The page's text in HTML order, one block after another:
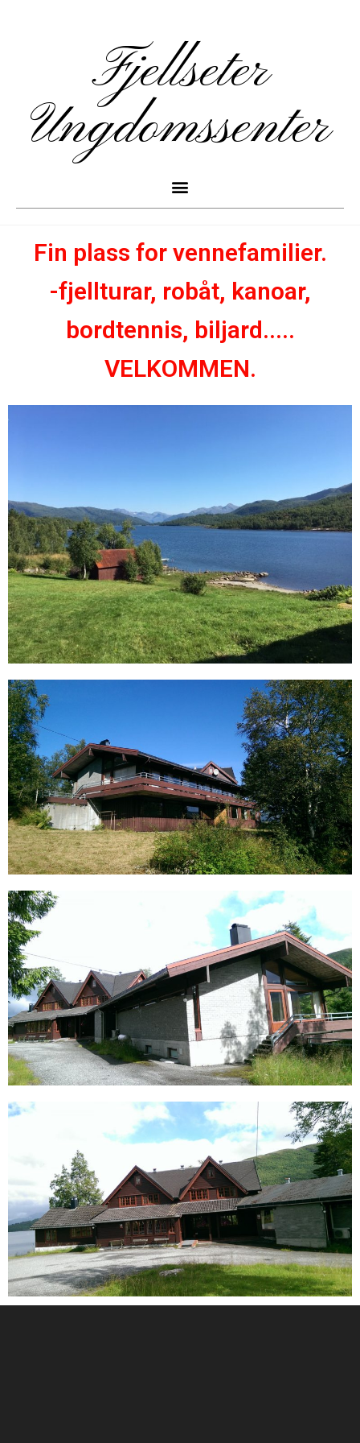
Fjellseter
Ungdomssenter
Fin plass for vennefamilier.
-fjellturar, robåt, kanoar,
bordtennis, biljard.....
VELKOMMEN.